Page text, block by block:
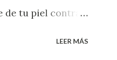
tu piel contra
LEER MÁS